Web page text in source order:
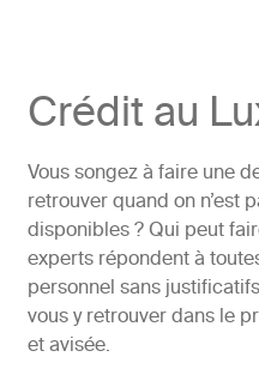
Crédit au
Vous songez à faire une
retrouver quand on n’est
disponibles ? Qui peut
experts répondent à
personnel sans
vous y retrouver dans le
et avisée.